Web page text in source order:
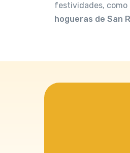
festividades, como
hogueras de San